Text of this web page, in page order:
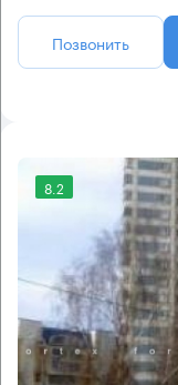
Позвонить
8.2